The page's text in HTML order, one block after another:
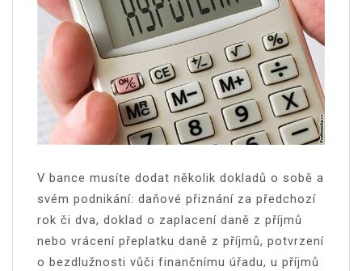
V bance musíte dodat několik dokladů o sobě a
svém podnikání: daňové přiznání za předchozí
rok či dva, doklad o zaplacení daně z příjmů
nebo vrácení přeplatku daně z příjmů, potvrzení
o bezdlužnosti vůči finančnímu úřadu, u příjmů